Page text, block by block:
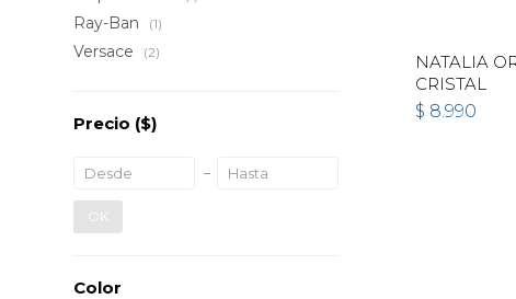
NATALIA
CRISTAL
$ 8.990
Ray-Ban (1)
Versace (2)
Precio ($)
OK
Color